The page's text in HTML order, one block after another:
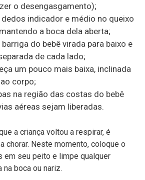
o desengasgamento);
indicador e médio no queixo
a boca dela aberta;
barriga do bebê virada para baixo e
de cada lado;
um pouco mais baixa, inclinada
corpo;
na região das costas do bebê
aéreas sejam liberadas.
a criança voltou a respirar, é
chorar. Neste momento, coloque o
em seu peito e limpe qualquer
boca ou nariz.